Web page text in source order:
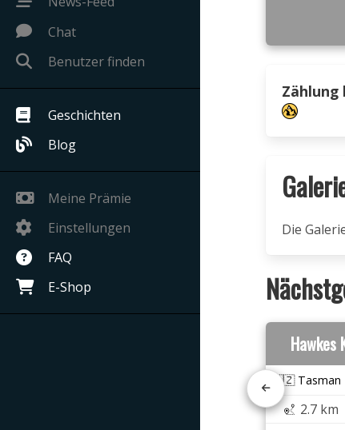
Chat
Benutzer finden
Geschichten
Blog
Meine Prämie
Einstellungen
FAQ
E-Shop
Zählung
Die
Hawkes
🇳🇿 Tasman
2.7 km